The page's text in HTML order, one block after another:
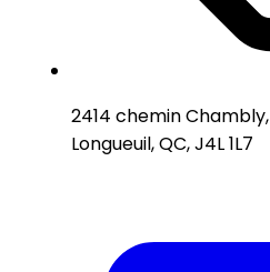
2414 chemin Chambly,
Longueuil, QC, J4L 1L7